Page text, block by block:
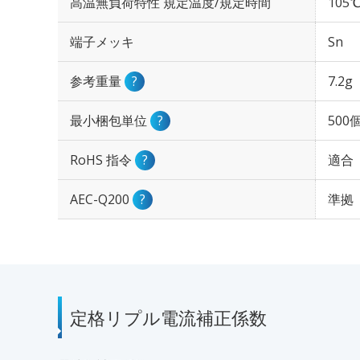
端子メッキ Sn
参考重量 ? 7.2g
最小梱包単位 ? 500
RoHS 指令 ? 適合
AEC-Q200 ? 準拠
定格リプル電流補正係数